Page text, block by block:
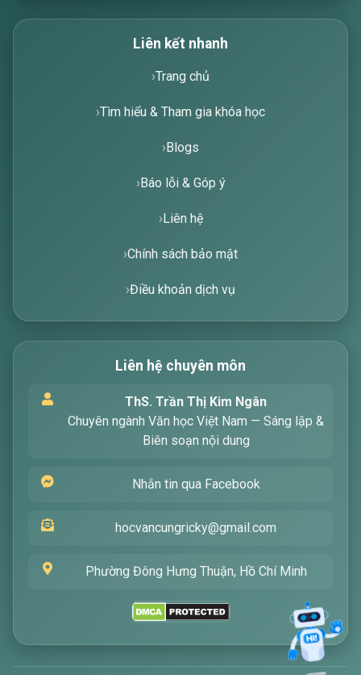
tìm kiếm các bài viết về văn học. Hãy nhập từ
khóa mà bạn quan tâm, tôi sẽ giúp bạn ngay
Liên kết nhanh
Trang chủ
Tìm hiểu & Tham gia khóa học
Blogs
Báo lỗi & Góp ý
Liên hệ
Chính sách bảo mật
Điều khoản dịch vụ
Liên hệ chuyên môn
ThS. Trần Thị Kim Ngân
Chuyên ngành Văn học Việt Nam — Sáng lập &
Biên soạn nội dung
Nhắn tin qua Facebook
hocvancungricky@gmail.com
Phường Đông Hưng Thuận, Hồ Chí Minh